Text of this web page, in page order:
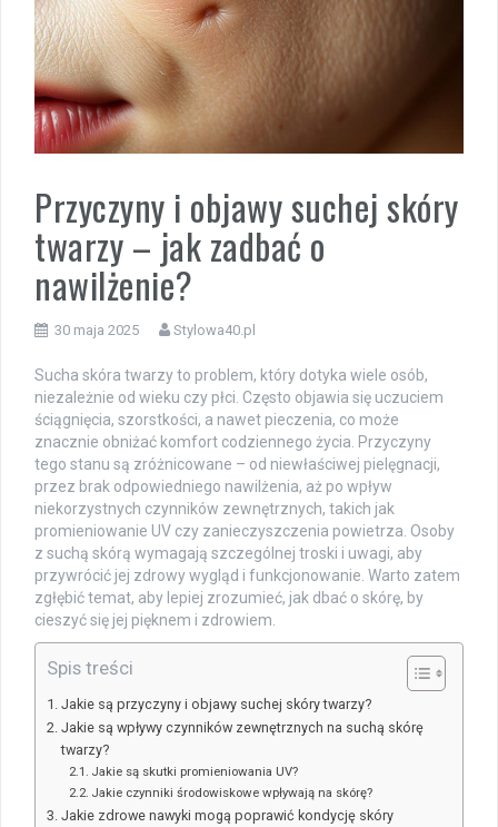
Przyczyny i objawy suchej skóry
twarzy – jak zadbać o
nawilżenie?
30 maja 2025 Stylowa40.pl
Sucha skóra twarzy to problem, który dotyka wiele osób,
niezależnie od wieku czy płci. Często objawia się uczuciem
ściągnięcia, szorstkości, a nawet pieczenia, co może
znacznie obniżać komfort codziennego życia. Przyczyny
tego stanu są zróżnicowane – od niewłaściwej pielęgnacji,
przez brak odpowiedniego nawilżenia, aż po wpływ
niekorzystnych czynników zewnętrznych, takich jak
promieniowanie UV czy zanieczyszczenia powietrza. Osoby
z suchą skórą wymagają szczególnej troski i uwagi, aby
przywrócić jej zdrowy wygląd i funkcjonowanie. Warto zatem
zgłębić temat, aby lepiej zrozumieć, jak dbać o skórę, by
cieszyć się jej pięknem i zdrowiem.
Spis treści
Jakie są przyczyny i objawy suchej skóry twarzy?
Jakie są wpływy czynników zewnętrznych na suchą skórę
twarzy?
Jakie są skutki promieniowania UV?
Jakie czynniki środowiskowe wpływają na skórę?
Jakie zdrowe nawyki mogą poprawić kondycję skóry